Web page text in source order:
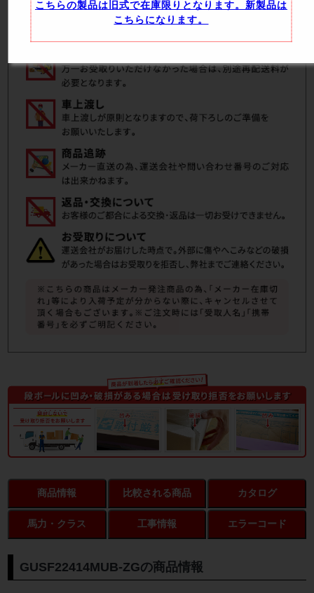
商品情報 比較される商品 カタログ
馬力・クラス 工事情報 エラーコード
GUSF22414MUB-ZGの商品情報
こちらの製品は旧式で在庫限りとなります。新製品は
こちらになります。